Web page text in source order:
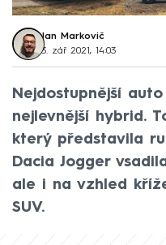
Jan Markovič
3. zář 2021, 14:03
Nejdostupnější
nejlevnější hybrid.
který představila
Dacia Jogger
ale i na vzhled
SUV.